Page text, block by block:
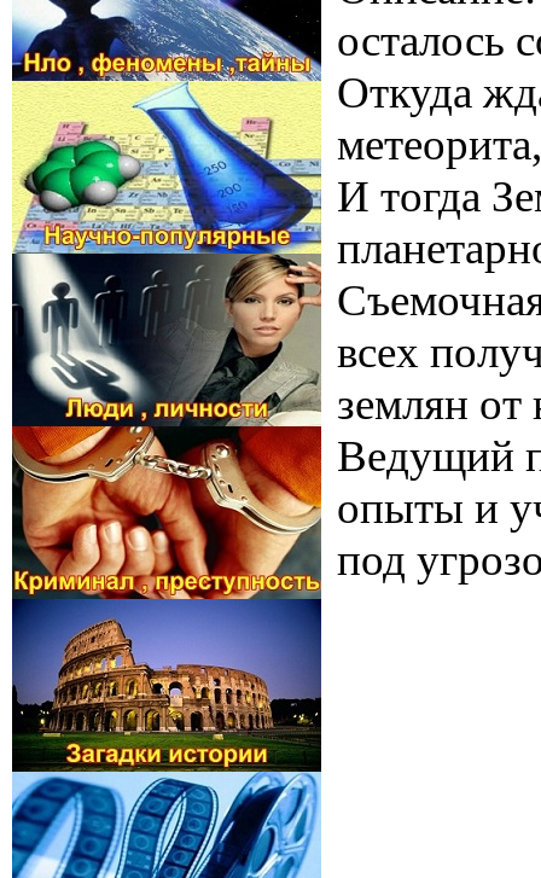
осталось
Откуда
И тогда
всех
землян
Ведущий
опыты и
под